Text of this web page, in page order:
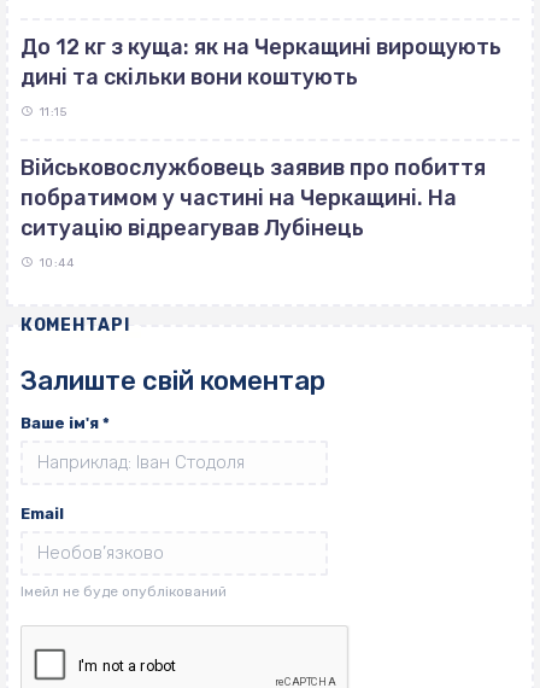
До 12 кг з куща: як на Черкащині вирощують
дині та скільки вони коштують
11:15
Військовослужбовець заявив про побиття
побратимом у частині на Черкащині. На
ситуацію відреагував Лубінець
10:44
КОМЕНТАРІ
Залиште свій коментар
Ваше ім'я *
Email